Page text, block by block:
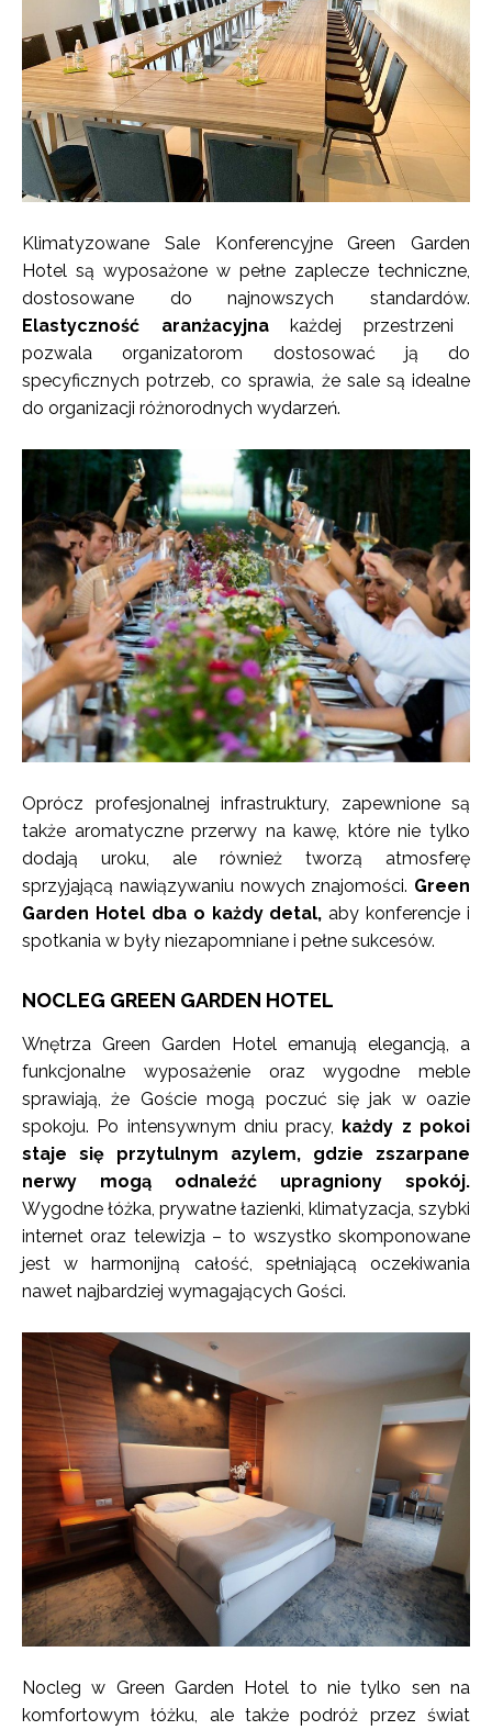
Klimatyzowane Sale Konferencyjne Green Garden
Hotel są wyposażone w pełne zaplecze techniczne,
dostosowane do najnowszych standardów.
Elastyczność aranżacyjna każdej przestrzeni
pozwala organizatorom dostosować ją do
specyficznych potrzeb, co sprawia, że sale są idealne
do organizacji różnorodnych wydarzeń.
Oprócz profesjonalnej infrastruktury, zapewnione są
także aromatyczne przerwy na kawę, które nie tylko
dodają uroku, ale również tworzą atmosferę
sprzyjającą nawiązywaniu nowych znajomości. Green
Garden Hotel dba o każdy detal, aby konferencje i
spotkania w były niezapomniane i pełne sukcesów.
NOCLEG GREEN GARDEN HOTEL
Wnętrza Green Garden Hotel emanują elegancją, a
funkcjonalne wyposażenie oraz wygodne meble
sprawiają, że Goście mogą poczuć się jak w oazie
spokoju. Po intensywnym dniu pracy, każdy z pokoi
staje się przytulnym azylem, gdzie zszarpane
nerwy mogą odnaleźć upragniony spokój.
Wygodne łóżka, prywatne łazienki, klimatyzacja, szybki
internet oraz telewizja – to wszystko skomponowane
jest w harmonijną całość, spełniającą oczekiwania
nawet najbardziej wymagających Gości.
Nocleg w Green Garden Hotel to nie tylko sen na
komfortowym łóżku, ale także podróż przez świat